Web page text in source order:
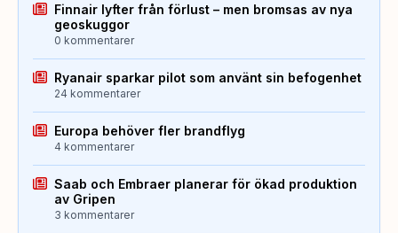
Finnair lyfter från förlust – men bromsas av nya
geoskuggor
0 kommentarer
Ryanair sparkar pilot som använt sin befogenhet
24 kommentarer
Europa behöver fler brandflyg
4 kommentarer
Saab och Embraer planerar för ökad produktion
av Gripen
3 kommentarer